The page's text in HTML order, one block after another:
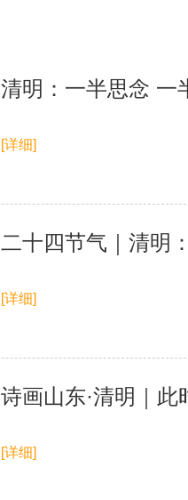
清明：一半思念 一
[详细]
二十四节气｜清明
[详细]
诗画山东·清明｜此
[详细]